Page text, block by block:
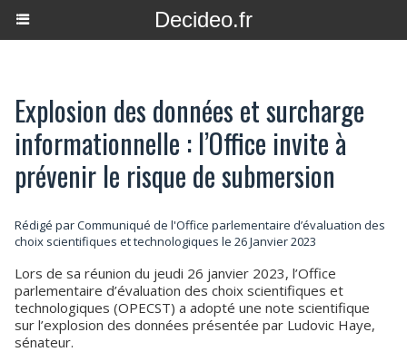
Decideo.fr
Explosion des données et surcharge
informationnelle : l’Office invite à
prévenir le risque de submersion
Rédigé par Communiqué de l'Office parlementaire d’évaluation des
choix scientifiques et technologiques le 26 Janvier 2023
Lors de sa réunion du jeudi 26 janvier 2023, l’Office
parlementaire d’évaluation des choix scientifiques et
technologiques (OPECST) a adopté une note scientifique
sur l’explosion des données présentée par Ludovic Haye,
sénateur.